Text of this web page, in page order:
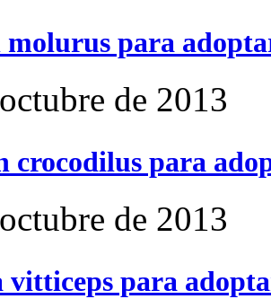
molurus para
de 2013
crocodilus para
de 2013
vitticeps para